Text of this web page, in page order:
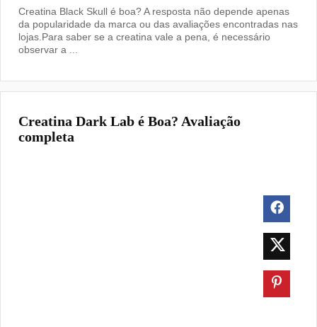
Creatina Black Skull é boa? A resposta não depende apenas
da popularidade da marca ou das avaliações encontradas nas
lojas.Para saber se a creatina vale a pena, é necessário
observar a ...
Creatina Dark Lab é Boa? Avaliação
completa